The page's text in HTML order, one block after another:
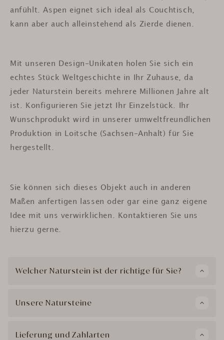
anfühlt. Aspen eignet sich ideal als Couchtisch,
kann aber auch alleinstehend als Zierde dienen.
Mit unseren Design-Unikaten holen Sie sich ein
echtes Stück Weltgeschichte in Ihr Zuhause, da
jeder Naturstein bereits mehrere Millionen Jahre alt
ist.
Konfigurieren Sie jetzt Ihr Einzelstück. Ihr
Wunschprodukt wird in unserer umweltfreundlichen
Produktion in Loitsche (Sachsen-Anhalt) für Sie
hergestellt.
Sie können sich dieses Objekt auch in anderen
Maßen anfertigen lassen oder gar eine ganz eigene
Idee mit uns verwirklichen. Kontaktieren Sie uns
hierzu gerne.
Welcher Naturstein ist der richtige für Sie?
Unsere Natursteine
Lieferung und Zahlarten